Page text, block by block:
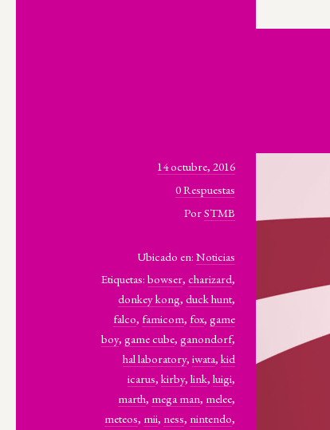
14 octubre, 2016
0 Respuestas
PorSTMB
Ubicado en:Noticias
Etiquetas:bowser,charizard,
donkey kong,duck hunt,
falco, famicom, fox,game
boy,game cube,ganondorf,
hal laboratory,iwata,kid
icarus,kirby,link,luigi,
marth, mega man, melee,
meteos, mii, ness, nintendo,